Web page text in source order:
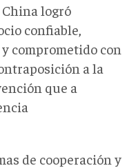
logró
confiable,
comprometido con
a la
que a
de cooperación y